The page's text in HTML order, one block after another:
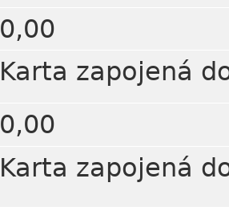
0,00
Karta zapojená
0,00
Karta zapojená